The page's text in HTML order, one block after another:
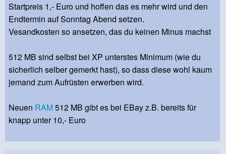
Startpreis 1,- Euro und hoffen das es mehr wird und den
Endtermin auf Sonntag Abend setzen.
Vesandkosten so ansetzen, das du keinen Minus machst
512 MB sind selbst bei XP unterstes Minimum (wie du
sicherlich selber gemerkt hast), so dass diese wohl kaum
jemand zum Aufrüsten erwerben wird.
Neuen RAM512 MB gibt es bei EBay z.B. bereits für
knapp unter 10,- Euro